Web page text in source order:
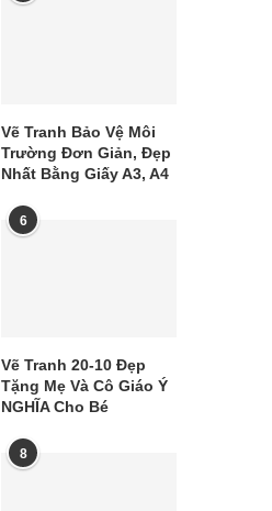
Vẽ Tranh Bảo Vệ Môi
Trường Đơn Giản, Đẹp
Nhất Bằng Giấy A3, A4
6
Vẽ Tranh 20-10 Đẹp
Tặng Mẹ Và Cô Giáo Ý
NGHĨA Cho Bé
8